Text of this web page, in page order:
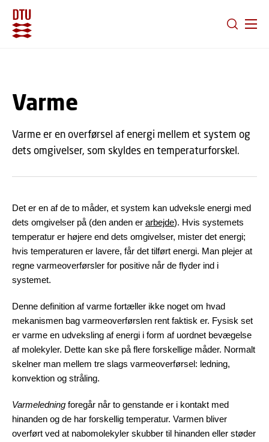
Varme
Varme er en overførsel af energi mellem et system og
dets omgivelser, som skyldes en temperaturforskel.
Det er en af de to måder, et system kan udveksle energi med
dets omgivelser på (den anden er arbejde). Hvis systemets
temperatur er højere end dets omgivelser, mister det energi;
hvis temperaturen er lavere, får det tilført energi. Man plejer at
regne varmeoverførsler for positive når de flyder ind i
systemet.
Denne definition af varme fortæller ikke noget om hvad
mekanismen bag varmeoverførslen rent faktisk er. Fysisk set
er varme en udveksling af energi i form af uordnet bevægelse
af molekyler. Dette kan ske på flere forskellige måder. Normalt
skelner man mellem tre slags varmeoverførsel: ledning,
konvektion og stråling.
Varmeledning foregår når to genstande er i kontakt med
hinanden og de har forskellig temperatur. Varmen bliver
overført ved at nabomolekyler skubber til hinanden eller støder